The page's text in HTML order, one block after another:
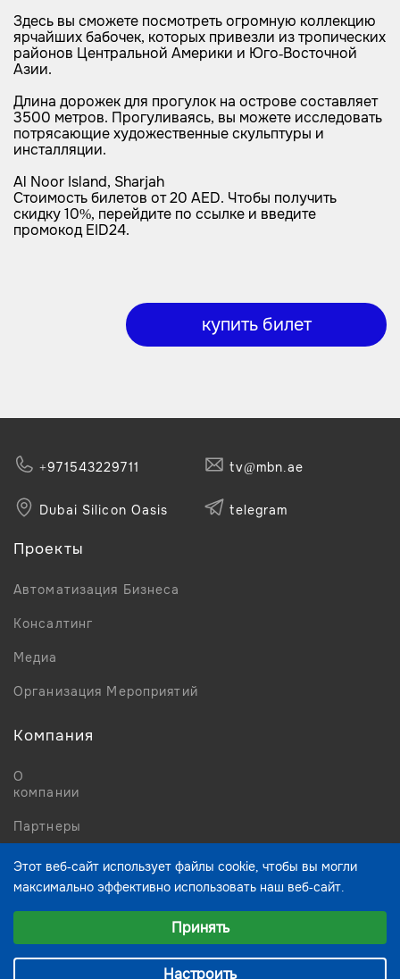
Здесь вы сможете посмотреть огромную коллекцию
ярчайших бабочек, которых привезли из тропических
районов Центральной Америки и Юго-Восточной
Азии.
Длина дорожек для прогулок на острове составляет
3500 метров. Прогуливаясь, вы можете исследовать
потрясающие художественные скульптуры и
инсталляции.
Al Noor Island, Sharjah
Стоимость билетов от 20 AED. Чтобы получить
скидку 10%, перейдите по ссылке и введите
промокод EID24.
купить билет
Компания
О
компании
Партнеры
Новости
Контакты
Проекты
Автоматизация Бизнеса
Консалтинг
Медиа
Организация Мероприятий
+971543229711 tv@mbn.ae
Dubai Silicon Oasis telegram
© 2023 Media Business Network — FZCO
Этот веб-сайт использует файлы cookie, чтобы вы могли
максимально эффективно использовать наш веб-сайт.
Выберите настройки cookie
Аналитические/Функциональные
Принять
Настроить